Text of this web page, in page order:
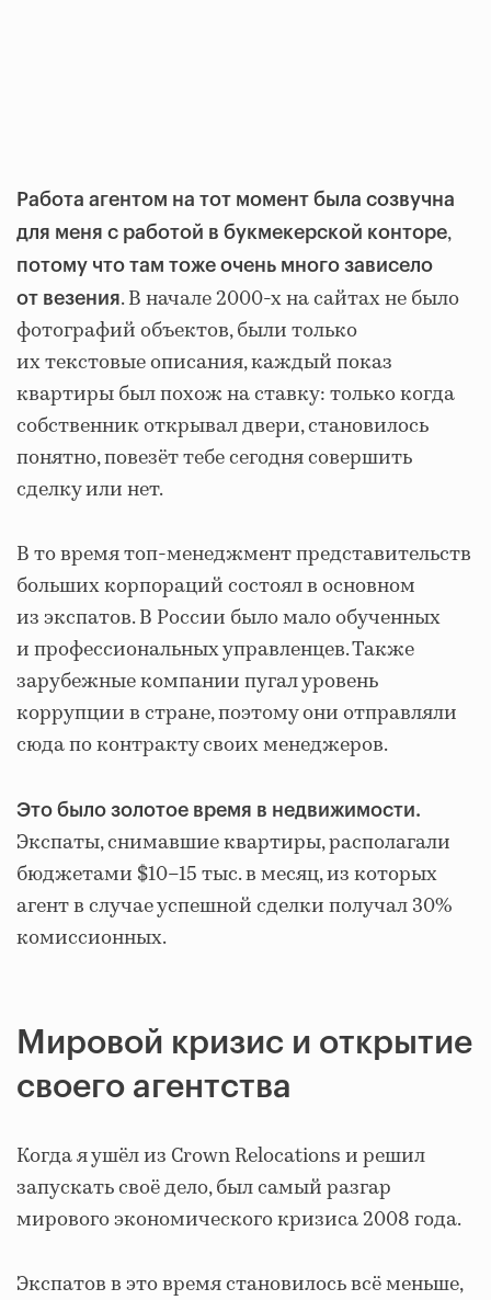
Работа агентом на тот момент была созвучна
для меня с работой в букмекерской конторе,
потому что там тоже очень много зависело
от везения. В начале 2000-х на сайтах не было
фотографий объектов, были только
их текстовые описания, каждый показ
квартиры был похож на ставку: только когда
собственник открывал двери, становилось
понятно, повезёт тебе сегодня совершить
сделку или нет.
В то время топ-менеджмент представительств
больших корпораций состоял в основном
из экспатов. В России было мало обученных
и профессиональных управленцев. Также
зарубежные компании пугал уровень
коррупции в стране, поэтому они отправляли
сюда по контракту своих менеджеров.
Это было золотое время в недвижимости.
Экспаты, снимавшие квартиры, располагали
бюджетами $10–15 тыс. в месяц, из которых
агент в случае успешной сделки получал 30%
комиссионных.
Мировой кризис и открытие
своего агентства
Когда я ушёл из Crown Relocations и решил
запускать своё дело, был самый разгар
мирового экономического кризиса 2008 года.
Экспатов в это время становилось всё меньше,